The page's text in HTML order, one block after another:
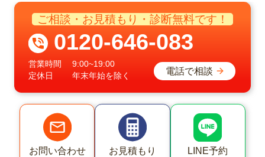
ご相談・お見積もり・診断無料です！
0120-646-083
営業時間
9:00~19:00
定休日
年末年始を除く 電話で相談
お問い合わせ お見積もり LINE予約